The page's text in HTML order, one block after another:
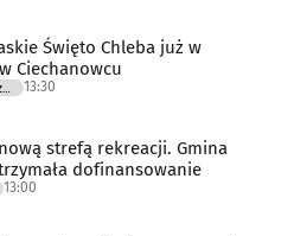
Święto Chleba już w
Ciechanowcu
13:30
strefą rekreacji. Gmina
dofinansowanie
13:00